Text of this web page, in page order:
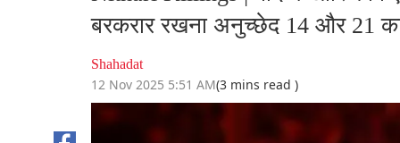
बरकरार रखना अनुच्छेद 14 और 21 का
Shahadat
12 Nov 2025 5:51 AM(3 mins read )